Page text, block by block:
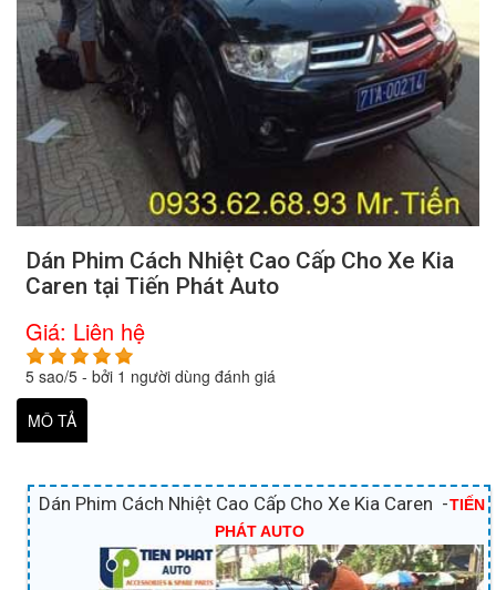
Dán Phim Cách Nhiệt Cao Cấp Cho Xe Kia
Caren tại Tiến Phát Auto
Giá: Liên hệ
5 sao/5 - bởi 1 người dùng đánh giá
MÔ TẢ
Dán Phim Cách Nhiệt Cao Cấp Cho Xe Kia Caren -TIẾN
PHÁT AUTO